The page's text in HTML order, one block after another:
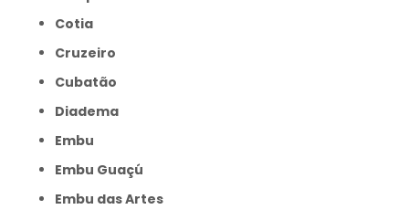
Cotia
Cruzeiro
Cubatão
Diadema
Embu
Embu Guaçú
Embu das Artes